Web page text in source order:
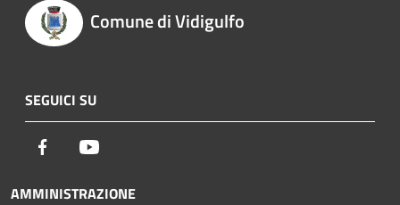
Comune di Vidigulfo
SEGUICI SU
Facebook
AMMINISTRAZIONE